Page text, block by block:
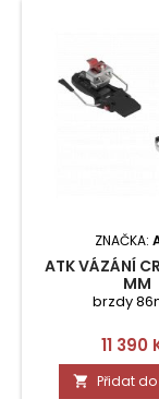
ZNAČKA:
ATK VÁZÁNÍ
MM
brzdy
Cena
11 390
 Přidat do